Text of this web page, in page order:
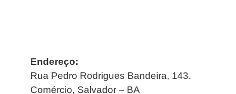
Endereço:
Rua Pedro Rodrigues Bandeira, 143.
Comércio, Salvador – BA